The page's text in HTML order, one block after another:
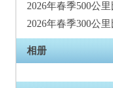
2026年春季500公
2026年春季300公
相册